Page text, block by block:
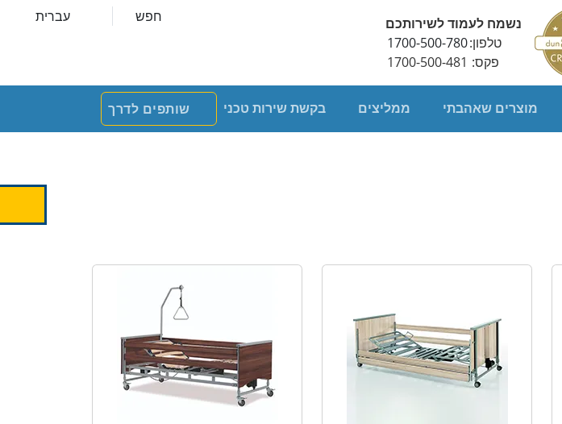
נשמח לעמוד לשירותכם
טלפון:1700-500-780
פקס: 1700-500-481
מוצרים שאהבתי ממליצים בקשת שירות טכני שותפים לדרך